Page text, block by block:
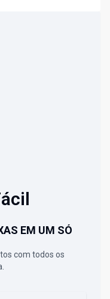
EM UM SÓ
com todos os